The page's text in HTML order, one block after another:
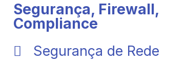
Segurança, Firewall,
Compliance
Segurança de Rede